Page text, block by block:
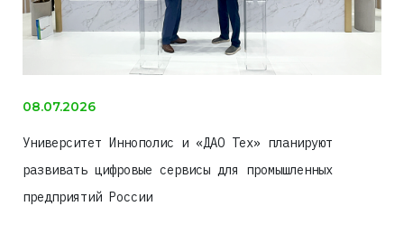
08.07.2026
Университет Иннополис и «ДАО Тех» планируют
развивать цифровые сервисы для промышленных
предприятий России